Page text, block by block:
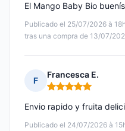
Publicado el 25/07/2026 à
tras una compra de 13/07/
El Mango Baby Bio
F
Francesca E.
Nota: 5 de 5
Publicado el 24/07/2026 à
Envio rapido y fruita